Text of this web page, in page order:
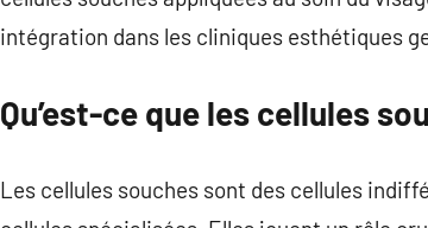
intégration dans les cliniques esthétiques
Qu’est-ce que les cellules
Les cellules souches sont des cellules